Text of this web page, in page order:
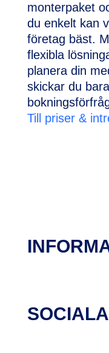
monterpaket
du enkelt kan
företag bäst.
flexibla
planera din
skickar du
Till priser &